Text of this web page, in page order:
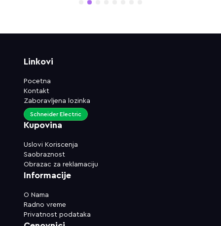
5
Linkovi
Pocetna
Kontakt
Zaboravljena lozinka
Kupovina
Uslovi Koriscenja
Saobraznost
Obrazac za reklamaciju
Schneider Electric
Informacije
O Nama
Radno vreme
Privatnost podataka